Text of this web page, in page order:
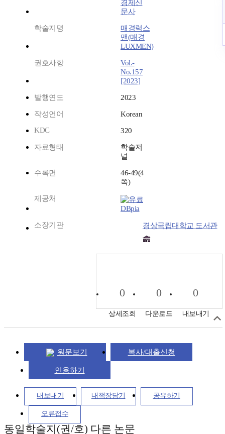
경제신
문사
학술지명
매경럭스
맨(매경
LUXMEN)
권호사항
Vol.-
No.157
[2023]
발행연도 2023
작성언어
Korean
KDC
320
자료형태
학술저
널
수록면
46-49(4
쪽)
제공처
DBpia
소장기관 경상국립대학교 도서관
0
상세조회
0
다운로드
0
내보내기
원문보기 복사/대출신청
인용하기
내보내기 내책장담기 공유하기
오류접수
동일학술지(권/호) 다른 논문